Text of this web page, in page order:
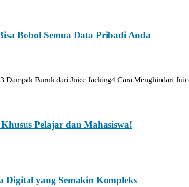
Bobol Semua Data Pribadi Anda
Dampak Buruk dari Juice Jacking4 Cara Menghindari
Pelajar dan Mahasiswa!
Digital yang Semakin Kompleks